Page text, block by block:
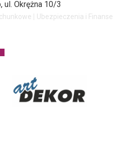
, ul. Okrężna 10/3
Ubezpieczenia i Finanse